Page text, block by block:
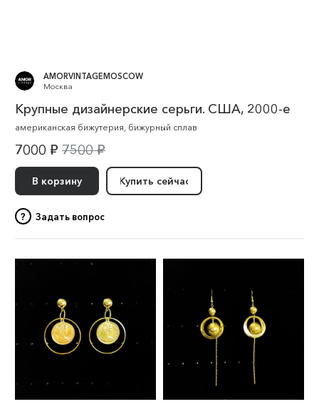
AMORVINTAGEMOSCOW
Москва
Крупные дизайнерские серьги. США, 2000-е
американская бижутерия, бижурный сплав
7000 ₽ 7500 ₽
В корзину Купить сейчас
? Задать вопрос